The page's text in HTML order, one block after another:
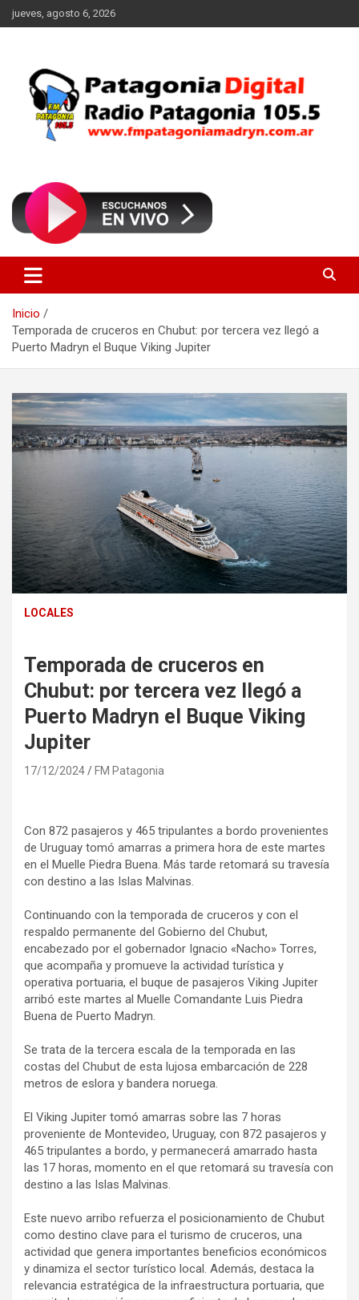
Saltar
al
jueves, agosto 6, 2026
FM Patagonia Madryn
Inicio
Temporada de cruceros en Chubut: por tercera vez llegó a
Puerto Madryn el Buque Viking Jupiter
LOCALES
Temporada de cruceros en
Chubut: por tercera vez llegó a
Puerto Madryn el Buque Viking
Jupiter
17/12/2024 FM Patagonia
Con 872 pasajeros y 465 tripulantes a bordo provenientes
de Uruguay tomó amarras a primera hora de este martes
en el Muelle Piedra Buena. Más tarde retomará su travesía
con destino a las Islas Malvinas.
Continuando con la temporada de cruceros y con el
respaldo permanente del Gobierno del Chubut,
encabezado por el gobernador Ignacio «Nacho» Torres,
que acompaña y promueve la actividad turística y
operativa portuaria, el buque de pasajeros Viking Jupiter
arribó este martes al Muelle Comandante Luis Piedra
Buena de Puerto Madryn.
Se trata de la tercera escala de la temporada en las
costas del Chubut de esta lujosa embarcación de 228
metros de eslora y bandera noruega.
El Viking Jupiter tomó amarras sobre las 7 horas
proveniente de Montevideo, Uruguay, con 872 pasajeros y
465 tripulantes a bordo, y permanecerá amarrado hasta
las 17 horas, momento en el que retomará su travesía con
destino a las Islas Malvinas.
Este nuevo arribo refuerza el posicionamiento de Chubut
como destino clave para el turismo de cruceros, una
actividad que genera importantes beneficios económicos
y dinamiza el sector turístico local. Además, destaca la
relevancia estratégica de la infraestructura portuaria, que